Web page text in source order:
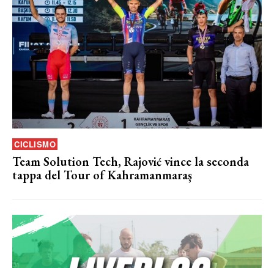
CICLISMO
Team Solution Tech, Rajović vince la seconda
tappa del Tour of Kahramanmaraş